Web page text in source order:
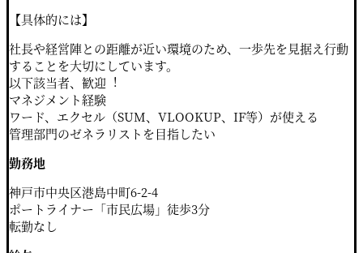
【具体的には】
社⻑や経営陣との距離が近い環境のため、⼀歩先を⾒据え⾏動
することを⼤切にしています。
以下該当者、歓迎 ︕
マネジメント経験
ワード、エクセル（SUM、VLOOKUP、IF等）が使える
管理部⾨のゼネラリストを⽬指したい
勤務地
神⼾市中央区港島中町6-2-4
ポートライナー「市民広場」徒歩3分
転勤なし